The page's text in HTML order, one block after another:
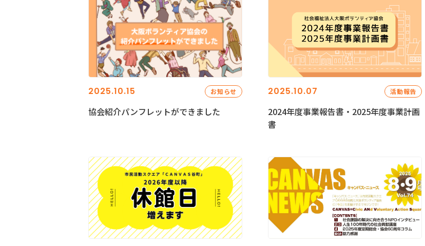
2025.10.15 お知らせ
協会紹介パンフレットができました
2025.10.07 活動報告
2024年度事業報告書・2025年度事業計画
書